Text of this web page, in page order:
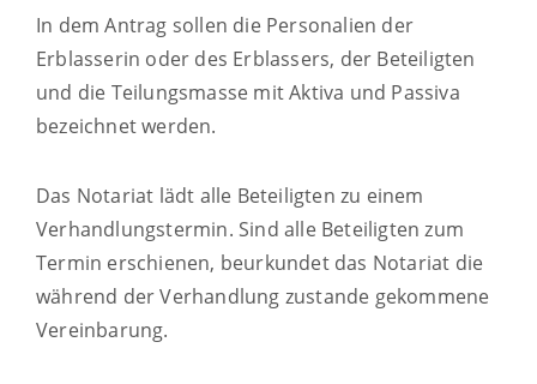
In dem Antrag sollen die Personalien der
Erblasserin oder des Erblassers, der Beteiligten
und die Teilungsmasse mit Aktiva und Passiva
bezeichnet werden.
Das Notariat lädt alle Beteiligten zu einem
Verhandlungstermin. Sind alle Beteiligten zum
Termin erschienen, beurkundet das Notariat die
während der Verhandlung zustande gekommene
Vereinbarung.